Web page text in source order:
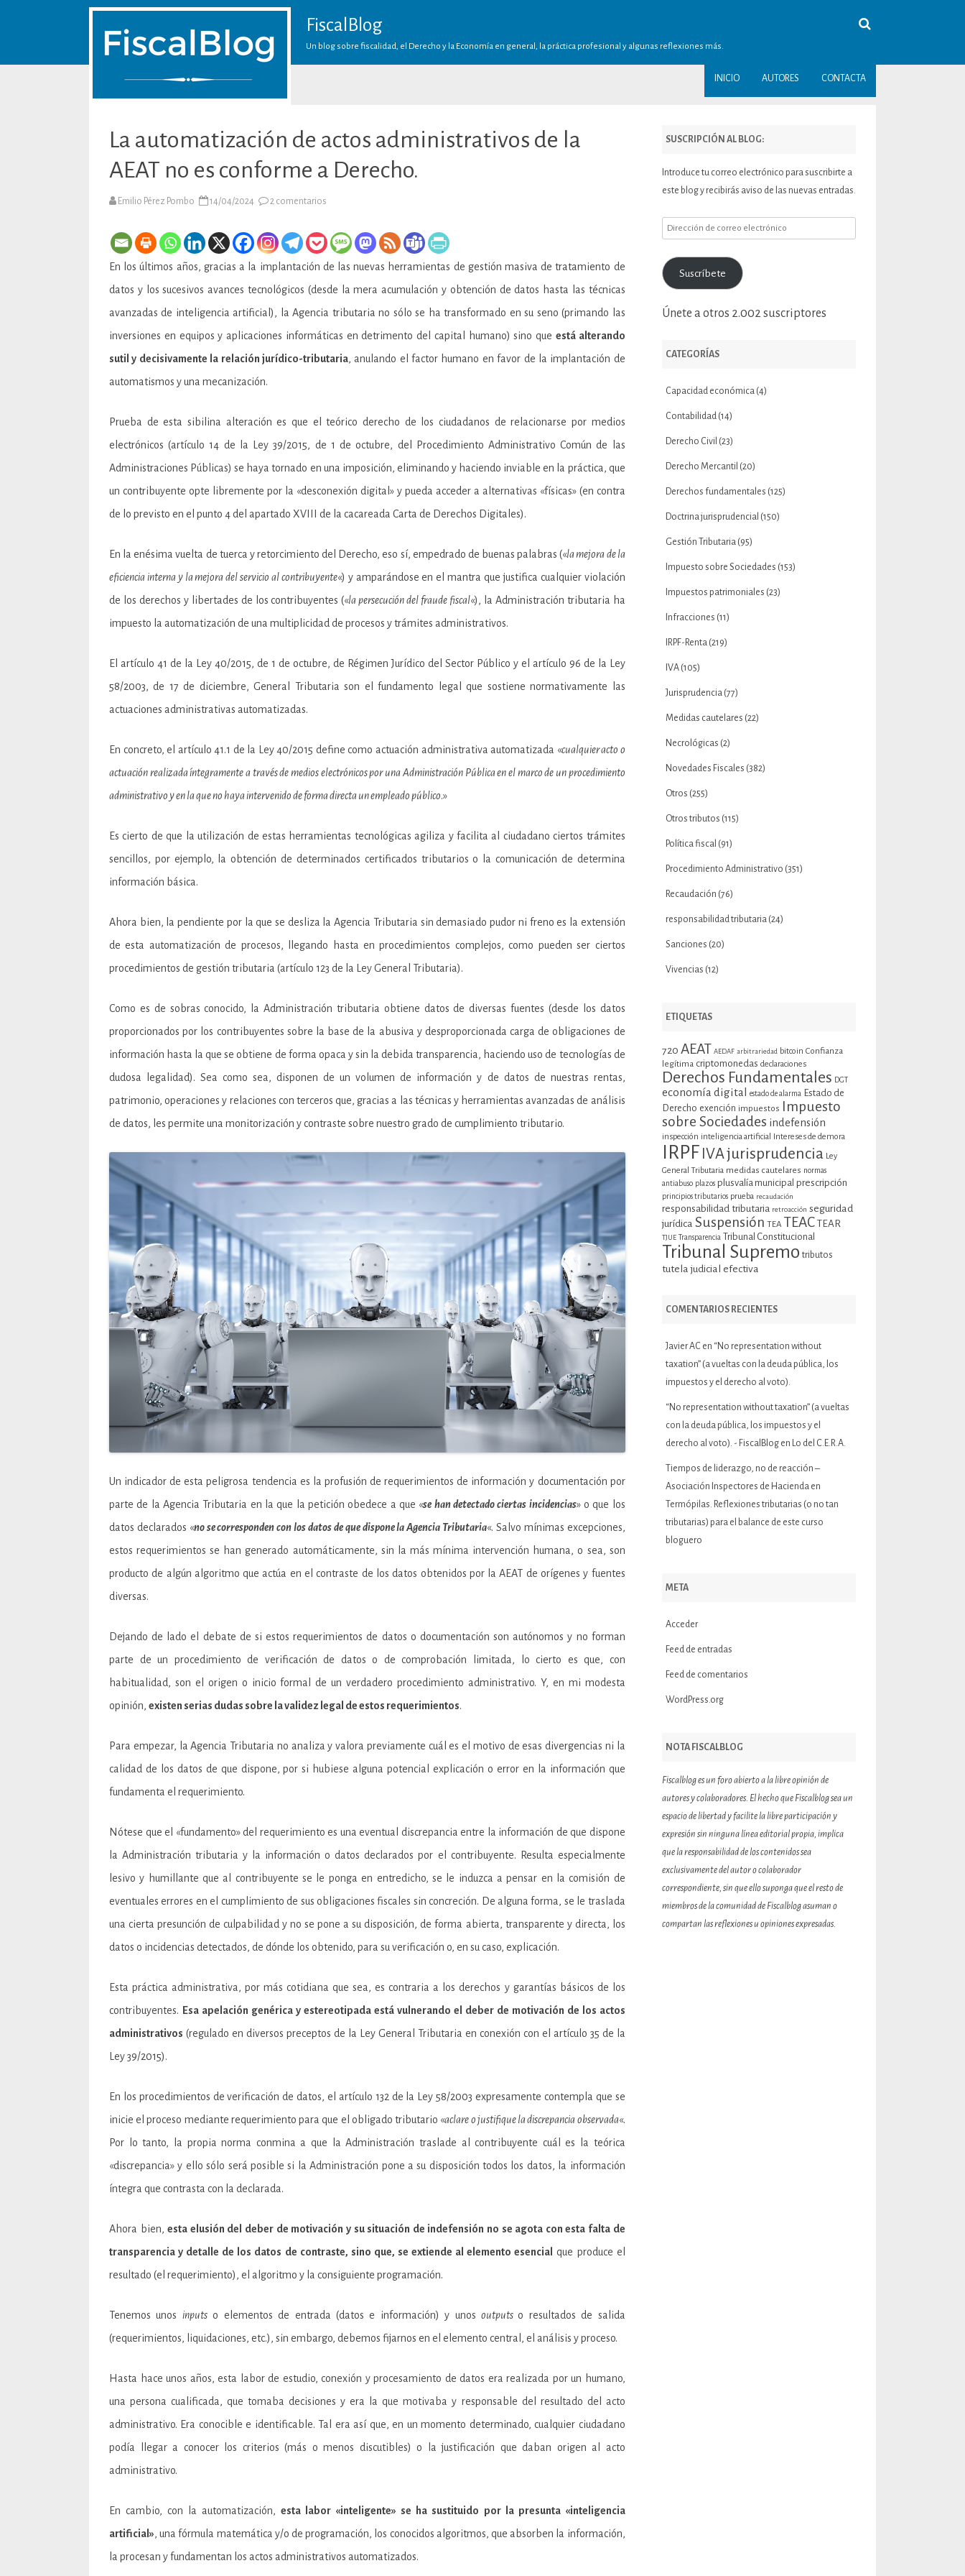
FiscalBlog
Un blog sobre fiscalidad, el Derecho y la Economía en general, la práctica profesional y algunas reflexiones más.
INICIO AUTORES CONTACTA
La automatización de actos administrativos de la
AEAT no es conforme a Derecho.
Emilio Pérez Pombo 14/04/2024 2 comentarios
actos
administrativos
de
la
no
conforme
Derecho.
En los últimos años, gracias a la implantación de las nuevas herramientas de gestión masiva de tratamiento de
datos y los sucesivos avances tecnológicos (desde la mera acumulación y obtención de datos hasta las técnicas
avanzadas de inteligencia artificial), la Agencia tributaria no sólo se ha transformado en su seno (primando las
inversiones en equipos y aplicaciones informáticas en detrimento del capital humano) sino que está alterando
sutil y decisivamente la relación jurídico-tributaria, anulando el factor humano en favor de la implantación de
automatismos y una mecanización.
Prueba de esta sibilina alteración es que el teórico derecho de los ciudadanos de relacionarse por medios
electrónicos (artículo 14 de la Ley 39/2015, de 1 de octubre, del Procedimiento Administrativo Común de las
Administraciones Públicas) se haya tornado en una imposición, eliminando y haciendo inviable en la práctica, que
un contribuyente opte libremente por la «desconexión digital» y pueda acceder a alternativas «físicas» (en contra
de lo previsto en el punto 4 del apartado XVIII de la cacareada Carta de Derechos Digitales).
En la enésima vuelta de tuerca y retorcimiento del Derecho, eso sí, empedrado de buenas palabras («la mejora de la
eficiencia interna y la mejora del servicio al contribuyente«) y amparándose en el mantra que justifica cualquier violación
de los derechos y libertades de los contribuyentes («la persecución del fraude fiscal«), la Administración tributaria ha
impuesto la automatización de una multiplicidad de procesos y trámites administrativos.
El artículo 41 de la Ley 40/2015, de 1 de octubre, de Régimen Jurídico del Sector Público y el artículo 96 de la Ley
58/2003, de 17 de diciembre, General Tributaria son el fundamento legal que sostiene normativamente las
actuaciones administrativas automatizadas.
En concreto, el artículo 41.1 de la Ley 40/2015 define como actuación administrativa automatizada «cualquier acto o
actuación realizada íntegramente a través de medios electrónicos por una Administración Pública en el marco de un procedimiento
administrativo y en la que no haya intervenido de forma directa un empleado público.»
Es cierto de que la utilización de estas herramientas tecnológicas agiliza y facilita al ciudadano ciertos trámites
sencillos, por ejemplo, la obtención de determinados certificados tributarios o la comunicación de determina
información básica.
Ahora bien, la pendiente por la que se desliza la Agencia Tributaria sin demasiado pudor ni freno es la extensión
de esta automatización de procesos, llegando hasta en procedimientos complejos, como pueden ser ciertos
procedimientos de gestión tributaria (artículo 123 de la Ley General Tributaria).
Como es de sobras conocido, la Administración tributaria obtiene datos de diversas fuentes (desde los datos
proporcionados por los contribuyentes sobre la base de la abusiva y desproporcionada carga de obligaciones de
información hasta la que se obtiene de forma opaca y sin la debida transparencia, haciendo uso de tecnologías de
dudosa legalidad). Sea como sea, disponen de un volumen de información y de datos de nuestras rentas,
patrimonio, operaciones y relaciones con terceros que, gracias a las técnicas y herramientas avanzadas de análisis
de datos, les permite una monitorización y contraste sobre nuestro grado de cumplimiento tributario.
Un indicador de esta peligrosa tendencia es la profusión de requerimientos de información y documentación por
parte de la Agencia Tributaria en la que la petición obedece a que «se han detectado ciertas incidencias» o que los
datos declarados «no se corresponden con los datos de que dispone la Agencia Tributaria«. Salvo mínimas excepciones,
estos requerimientos se han generado automáticamente, sin la más mínima intervención humana, o sea, son
producto de algún algoritmo que actúa en el contraste de los datos obtenidos por la AEAT de orígenes y fuentes
diversas.
Dejando de lado el debate de si estos requerimientos de datos o documentación son autónomos y no forman
parte de un procedimiento de verificación de datos o de comprobación limitada, lo cierto es que, con
habitualidad, son el origen o inicio formal de un verdadero procedimiento administrativo. Y, en mi modesta
opinión, existen serias dudas sobre la validez legal de estos requerimientos.
Para empezar, la Agencia Tributaria no analiza y valora previamente cuál es el motivo de esas divergencias ni la
calidad de los datos de que dispone, por si hubiese alguna potencial explicación o error en la información que
fundamenta el requerimiento.
Nótese que el «fundamento» del requerimiento es una eventual discrepancia entre la información de que dispone
la Administración tributaria y la información o datos declarados por el contribuyente. Resulta especialmente
lesivo y humillante que al contribuyente se le ponga en entredicho, se le induzca a pensar en la comisión de
eventuales errores en el cumplimiento de sus obligaciones fiscales sin concreción. De alguna forma, se le traslada
una cierta presunción de culpabilidad y no se pone a su disposición, de forma abierta, transparente y directa, los
datos o incidencias detectados, de dónde los obtenido, para su verificación o, en su caso, explicación.
Esta práctica administrativa, por más cotidiana que sea, es contraria a los derechos y garantías básicos de los
contribuyentes. Esa apelación genérica y estereotipada está vulnerando el deber de motivación de los actos
administrativos (regulado en diversos preceptos de la Ley General Tributaria en conexión con el artículo 35 de la
Ley 39/2015).
En los procedimientos de verificación de datos, el artículo 132 de la Ley 58/2003 expresamente contempla que se
inicie el proceso mediante requerimiento para que el obligado tributario «aclare o justifique la discrepancia observada«.
Por lo tanto, la propia norma conmina a que la Administración traslade al contribuyente cuál es la teórica
«discrepancia» y ello sólo será posible si la Administración pone a su disposición todos los datos, la información
íntegra que contrasta con la declarada.
Ahora bien,esta elusión del deber de motivación y su situación de indefensión no se agota con esta falta de
transparencia y detalle de los datos de contraste, sino que, se extiende al elemento esencial que produce el
resultado (el requerimiento), el algoritmo y la consiguiente programación.
Tenemos unos inputso elementos de entrada (datos e información) y unosoutputso resultados de salida
(requerimientos, liquidaciones, etc.), sin embargo, debemos fijarnos en el elemento central, el análisis y proceso.
Hasta hace unos años, esta labor de estudio, conexión y procesamiento de datos era realizada por un humano,
una persona cualificada, que tomaba decisiones y era la que motivaba y responsable del resultado del acto
administrativo. Era conocible e identificable. Tal era así que, en un momento determinado, cualquier ciudadano
podía llegar a conocer los criterios (más o menos discutibles) o la justificación que daban origen al acto
administrativo.
En cambio, con la automatización,esta labor «inteligente» se ha sustituido por la presunta «inteligencia
artificial», una fórmula matemática y/o de programación, los conocidos algoritmos, que absorben la información,
la procesan y fundamentan los actos administrativos automatizados.
SUSCRIPCIÓN AL BLOG:
Introduce tu correo electrónico para suscribirte a
este blog y recibirás aviso de las nuevas entradas.
Dirección
correo
electrónico
Suscríbete
Únete a otros 2.002 suscriptores
CATEGORÍAS
Capacidad económica(4)
Contabilidad(14)
Derecho Civil (23)
Derecho Mercantil (20)
Derechos fundamentales (125)
Doctrina jurisprudencial (150)
Gestión Tributaria(95)
Impuesto sobre Sociedades (153)
Impuestos patrimoniales (23)
Infracciones (11)
IRPF-Renta(219)
IVA(105)
Jurisprudencia(77)
Medidas cautelares (22)
Necrológicas (2)
Novedades Fiscales (382)
Otros (255)
Otros tributos (115)
Política fiscal (91)
Procedimiento Administrativo (351)
Recaudación (76)
responsabilidad tributaria(24)
Sanciones (20)
Vivencias (12)
ETIQUETAS
720 AEAT AEDAF arbitrariedad bitcoin Confianza
legítima criptomonedas declaraciones
Derechos Fundamentales DGT
economía digital estado de alarma
Estado de
Derecho exención impuestos
Impuesto
sobre Sociedades indefensión
inspección inteligencia artificial Intereses de demora
IRPF IVAjurisprudencia Ley
General Tributaria medidas cautelares normas
antiabuso plazos plusvalía municipal prescripción
principios tributarios prueba recaudación
responsabilidad tributaria retroacción seguridad
jurídica Suspensión TEA TEAC TEAR
TJUE Transparencia Tribunal Constitucional
Tribunal Supremo tributos
tutela judicial efectiva
COMENTARIOS RECIENTES
Javier AC en “No representation without
taxation” (a vueltas con la deuda pública, los
impuestos y el derecho al voto).
“No representation without taxation” (a vueltas
con la deuda pública, los impuestos y el
derecho al voto). - FiscalBlogen Lo del C.E.R.A.
Tiempos de liderazgo, no de reacción –
Asociación Inspectores de Haciendaen
Termópilas. Reflexiones tributarias (o no tan
tributarias) para el balance de este curso
bloguero
META
Acceder
Feed de entradas
Feed de comentarios
WordPress.org
NOTA FISCALBLOG
Fiscalblog es un foro abierto a la libre opinión de
autores y colaboradores. El hecho que Fiscalblog sea un
espacio de libertad y facilite la libre participación y
expresión sin ninguna línea editorial propia, implica
que la responsabilidad de los contenidos sea
exclusivamente del autor o colaborador
correspondiente, sin que ello suponga que el resto de
miembros de la comunidad de Fiscalblog asuman o
compartan las reflexiones u opiniones expresadas.